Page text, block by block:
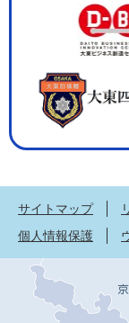
サイトマップ
個人情報保護